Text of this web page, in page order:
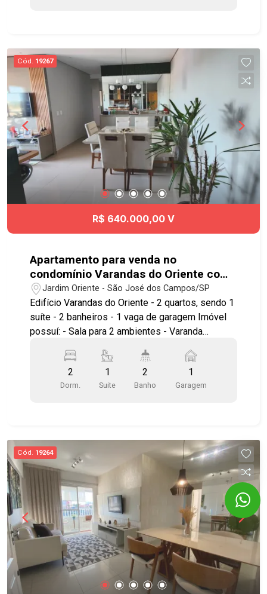
Hospital Municipal, além de contar com amplo
comércio nos arredores, Padaria Flamboyant,
bancos e lojas. Acesso fácil à Rodovia
Presidente Dutra, à Via Cambuí e às principais
regiões da cidade. Agende já sua visita!!
#imobiliaria #geraçãoimóveis #aptovenda
#aptovendaSJC #VistaVerde #aceitapet
Cód. 19267
R$ 640.000,00 V
Apartamento para venda no
condomínio Varandas do Oriente com
2 quartos sendo 1 suíte - 77 m² - No
bairro Jardim Oriente - SJC
Jardim Oriente - São José dos Campos/SP
Edifício Varandas do Oriente - 2 quartos, sendo 1
suíte - 2 banheiros - 1 vaga de garagem Imóvel
possuí: - Sala para 2 ambientes - Varanda
americana, planejada - Armários planejados - Ar
condicionado na suíte - Área de serviço com
armários Infraestrutura do condomínio: - Salão de
Supermercado Shibata. Fácil acesso a comércios,
escolas, transporte público e serviços
essenciais. Agende já sua visita!! #imobiliaria
#geraçãoimóveis #aptovenda #aptovendaSJC
#elevador
2
Dorm.
1
Suite
2
Banho
1
Garagem
Cód. 19264